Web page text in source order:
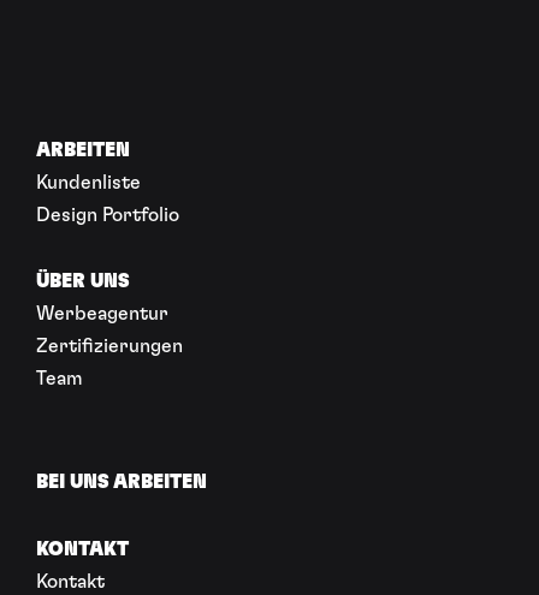
ARBEITEN
Kundenliste
Design Portfolio
ÜBER UNS
Werbeagentur
Zertifizierungen
Team
BEI UNS ARBEITEN
KONTAKT
Kontakt